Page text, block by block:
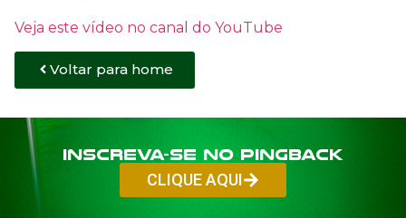
Veja este vídeo no canal do YouTube
Voltar para home
Inscreva-se no PINGBACK
CLIQUE AQUI